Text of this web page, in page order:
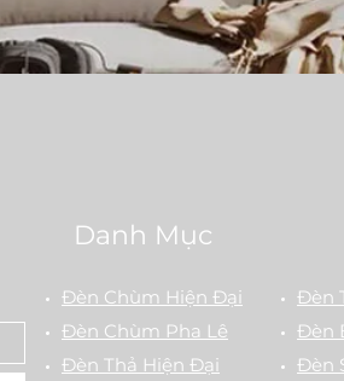
Danh Mục
Đèn Chùm Hiện Đại
Đèn Chùm Pha Lê
Đèn Thả Hiện Đại
Đèn
Đèn
Đèn